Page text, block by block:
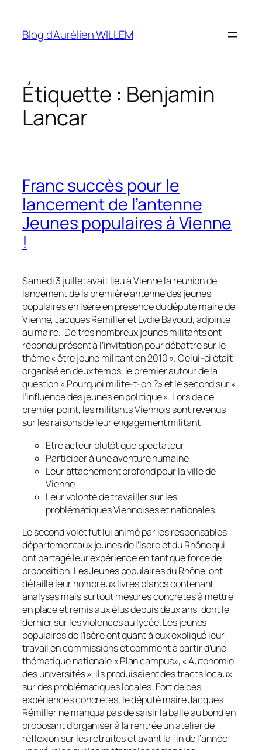
contenu
Blog d'Aurélien WILLEM
Étiquette : Benjamin
Lancar
Franc succès pour le
lancement de l’antenne
Jeunes populaires à Vienne
!
Samedi 3 juillet avait lieu à Vienne la réunion de
lancement de la première antenne des jeunes
populaires en Isère en présence du député maire de
Vienne, Jacques Remiller et Lydie Bayoud, adjointe
au maire. De très nombreux jeunes militants ont
répondu présent à l’invitation pour débattre sur le
thème« être jeune militant en 2010 ». Celui-ci était
organisé en deux temps, le premier autour de la
question« Pourquoi milite-t-on ?»et le second sur«
l’influence des jeunes en politique ». Lors de ce
premier point, les militants Viennois sont revenus
sur les raisons de leur engagement militant :
Etre acteur plutôt que spectateur
Participer à une aventure humaine
Leur attachement profond pour la ville de
Vienne
Leur volonté de travailler sur les
problématiques Viennoises et nationales.
Le second volet fut lui animé par les responsables
départementaux jeunes de l’Isère et du Rhône qui
ont partagé leur expérience en tant que force de
proposition. Les Jeunes populaires du Rhône, ont
détaillé leur nombreux livres blancs contenant
analyses mais surtout mesures concrètes à mettre
en place et remis aux élus depuis deux ans, dont le
dernier sur les violences au lycée. Les jeunes
populaires de l’Isère ont quant à eux expliqué leur
travail en commissions et comment à partir d’une
thématique nationale« Plan campus»,« Autonomie
des universités », ils produisaient des tracts locaux
sur des problématiques locales. Fort de ces
expériences concrètes, le député maire Jacques
Rémiller ne manqua pas de saisir la balle au bond en
proposant d’organiser à la rentrée un atelier de
réflexion sur les retraites et avant la fin de l’année